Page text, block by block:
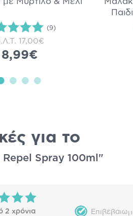
(9)
17,00€
8,99€
για το
Repel Spray 100ml"
2 χρόνια